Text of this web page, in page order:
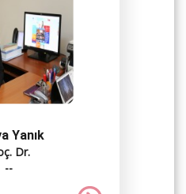
Yanık
Dr.
--